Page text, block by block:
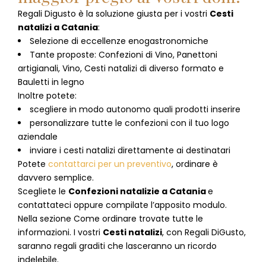
Regali Digusto è la soluzione giusta per i vostri Cesti
natalizi a Catania:
Selezione di eccellenze enogastronomiche
Tante proposte: Confezioni di Vino, Panettoni
artigianali, Vino, Cesti natalizi di diverso formato e
Bauletti in legno
Inoltre potete:
scegliere in modo autonomo quali prodotti inserire
personalizzare tutte le confezioni con il tuo logo
aziendale
inviare i cesti natalizi direttamente ai destinatari
Potete contattarci per un preventivo, ordinare è
davvero semplice.
Scegliete le Confezioni natalizie a Cataniae
contattateci oppure compilate l’apposito modulo.
Nella sezione Come ordinare trovate tutte le
informazioni. I vostri Cesti natalizi, con Regali DiGusto,
saranno regali graditi che lasceranno un ricordo
indelebile.